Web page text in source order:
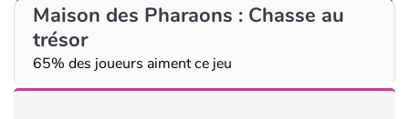
Maison des Pharaons : Chasse au
trésor
65% des joueurs aiment ce jeu